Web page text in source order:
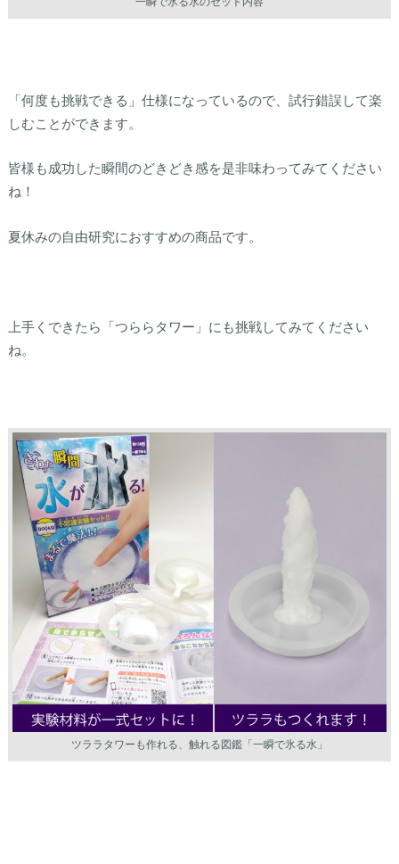
「何度も挑戦できる」仕様になっているので、試行錯誤して楽
しむことができます。
皆様も成功した瞬間のどきどき感を是非味わってみてください
ね！
夏休みの自由研究におすすめの商品です。
上手くできたら「つららタワー」にも挑戦してみてください
ね。
ツララタワーも作れる、触れる図鑑「一瞬で氷る水」